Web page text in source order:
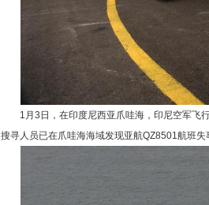
1月3日，在印度尼西亚爪哇海，印尼空军飞行
搜寻人员已在爪哇海海域发现亚航QZ8501航班失